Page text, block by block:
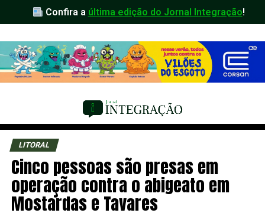
Confira a última edição do Jornal Integração!
LITORAL
Cinco pessoas são presas em
operação contra o abigeato em
Mostardas e Tavares